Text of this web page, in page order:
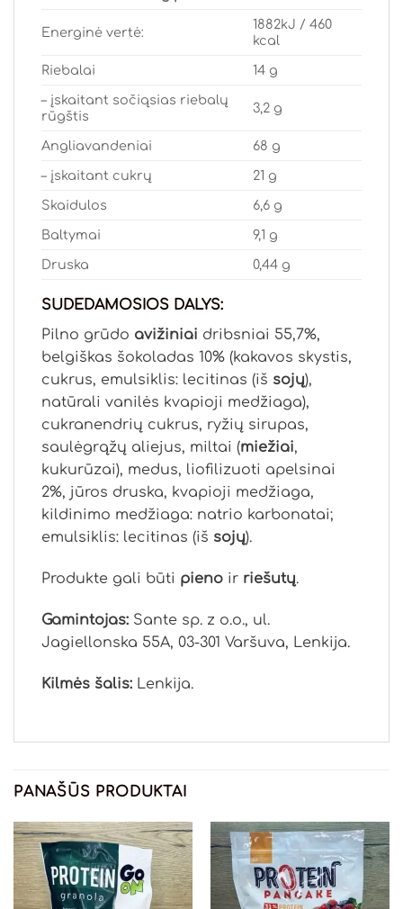
Energinė vertė:
1882kJ / 460
kcal
Riebalai 14 g
– įskaitant sočiąsias riebalų
rūgštis
3,2 g
Angliavandeniai 68 g
– įskaitant cukrų 21 g
Skaidulos 6,6 g
Baltymai 9,1 g
Druska 0,44 g
SUDEDAMOSIOS DALYS:
Pilno grūdo avižiniai dribsniai 55,7%,
belgiškas šokoladas 10% (kakavos skystis,
cukrus, emulsiklis: lecitinas (iš sojų),
natūrali vanilės kvapioji medžiaga),
cukranendrių cukrus, ryžių sirupas,
saulėgrąžų aliejus, miltai (miežiai,
kukurūzai), medus, liofilizuoti apelsinai
2%, jūros druska, kvapioji medžiaga,
kildinimo medžiaga: natrio karbonatai;
emulsiklis: lecitinas (iš sojų).
Produkte gali būti pieno ir riešutų.
Gamintojas: Sante sp. z o.o., ul.
Jagiellonska 55A, 03-301 Varšuva, Lenkija.
Kilmės šalis: Lenkija.
PANAŠŪS PRODUKTAI